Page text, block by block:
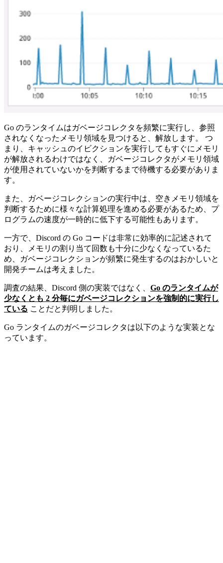
Go のランタイムはガベージコレクタを頻繁に実行し、参照
されなくなったメモリ領域を見つけると、解放します。 つ
まり、キャッシュのイビクションを実行してもすぐにメモリ
が解放されるわけではなく、ガベージコレクタがメモリ領域
が使用されていないかを判断するまで待機する必要がありま
す。
また、ガベージコレクションの実行中は、空きメモリ領域を
判断するために様々な計算処理を進める必要があるため、プ
ログラムの速度が一時的に低下する可能性もあります。
一方で、Discord の Go コードは非常に効率的に記述されて
おり、メモリの割り当て回数も十分に少なくなっているた
め、ガベージコレクションが頻繁に発生するのはおかしいと
開発チームは考えました。
調査の結果、Discord 側の実装ではなく、 Go のランタイムが
少なくとも 2 分毎にガベージコレクションを強制的に実行し
ている ことだと判明しました。
Go ランタイムのガベージコレクタは以下のような実装とな
っています。